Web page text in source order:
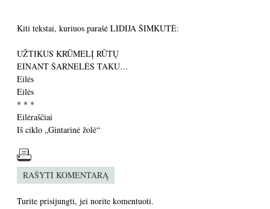
Kiti tekstai, kuriuos parašė LIDIJA ŠIMKUTĖ:
UŽTIKUS KRŪMELĮ RŪTŲ
EINANT ŠARNELĖS TAKU…
Eilės
Eilės
* * *
Eilėraščiai
Iš ciklo „Gintarinė žolė“
RAŠYTI KOMENTARĄ
Turite prisijungti, jei norite komentuoti.